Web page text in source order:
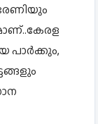
പാർക്കും,